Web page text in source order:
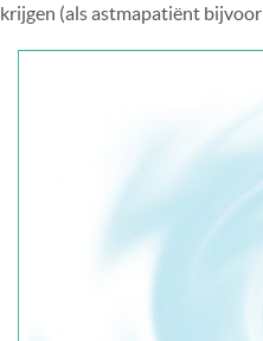
krijgen (als astmapatiënt